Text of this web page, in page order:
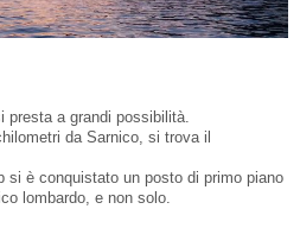
presta a grandi possibilità.
da Sarnico, si trova il
si è conquistato un posto di primo piano
lombardo, e non solo.